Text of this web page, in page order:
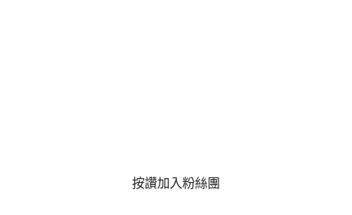
按讚加入粉絲團